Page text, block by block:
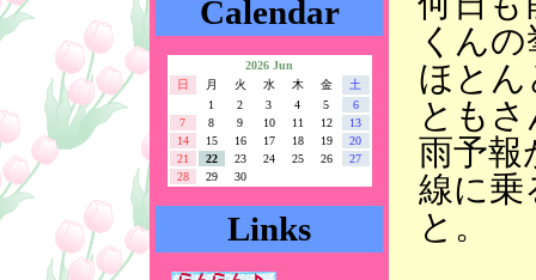
Calendar
2026 Jun
日
月 火 水 木 金
土
1
2 3 4 5
6
7
8 9 10 11 12
13
14
15 16 17 18 19
20
21
22 23 24 25 26
27
28
29 30
Links
くん
ほとん
とも
雨予報
線に乗
と。